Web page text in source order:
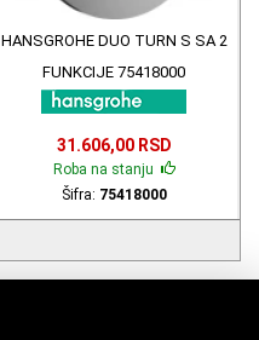
HANSGROHE DUO TURN S SA 2
FUNKCIJE 75418000
31.606,00 RSD
Roba na stanju
Šifra: 75418000